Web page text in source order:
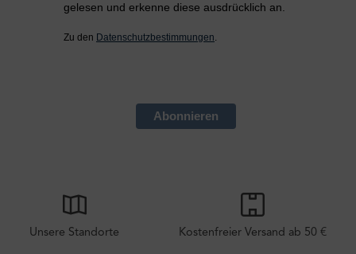
gelesen und erkenne diese ausdrücklich an.
Zu den Datenschutzbestimmungen.
Abonnieren
Unsere Standorte Kostenfreier Versand ab 50 €